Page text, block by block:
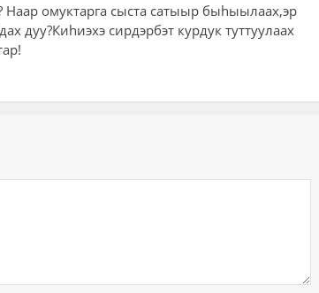
Наар омуктарга сыста сатыыр быhыылаах,эр
дуу?Киhиэхэ сирдэрбэт курдук туттуулаах